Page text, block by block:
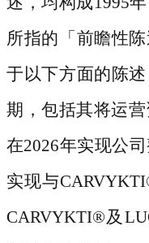
所指的「前瞻性
于以下方面的陈
期，包括其将运营
在2026年实现公
实现与CARVYKTI
CARVYKTI®及